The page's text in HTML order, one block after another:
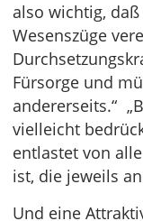
also wichtig, daß
Wesenszüge
Fürsorge und
andererseits.“
vielleicht
entlastet von
ist, die jeweils
Und eine